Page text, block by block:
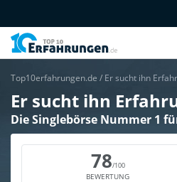
Unser Redaktionsteam
Top10erfahrungen.de / Er sucht ihn
Er sucht ihn
Die Singlebörse Nummer 1
78/100
BEWERTUNG